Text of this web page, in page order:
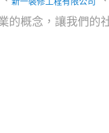
的概念，讓我們的